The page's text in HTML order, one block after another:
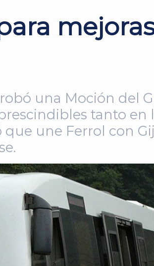
una Moción del
tanto
une Ferrol con